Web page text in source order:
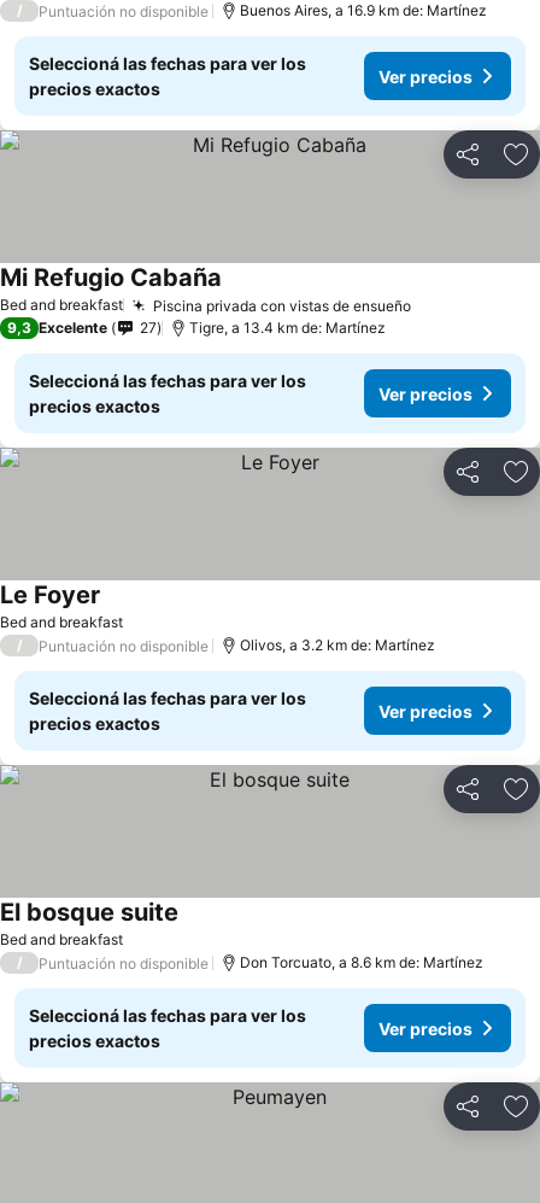
/ Puntuación no disponible Buenos Aires, a 16.9 km de: Martínez
Seleccioná las fechas para ver los
precios exactos
Ver precios
Compartir
Bed and breakfast Piscina privada con vistas de ensueño
Mi Refugio Cabaña
9,3 Excelente 27 Tigre, a 13.4 km de: Martínez
Seleccioná las fechas para ver los
precios exactos
Ver precios
Compartir
Bed and breakfast
Le Foyer
/ Puntuación no disponible Olivos, a 3.2 km de: Martínez
Seleccioná las fechas para ver los
precios exactos
Ver precios
Compartir
Bed and breakfast
El bosque suite
/ Puntuación no disponible Don Torcuato, a 8.6 km de: Martínez
Seleccioná las fechas para ver los
precios exactos
Ver precios
Compartir